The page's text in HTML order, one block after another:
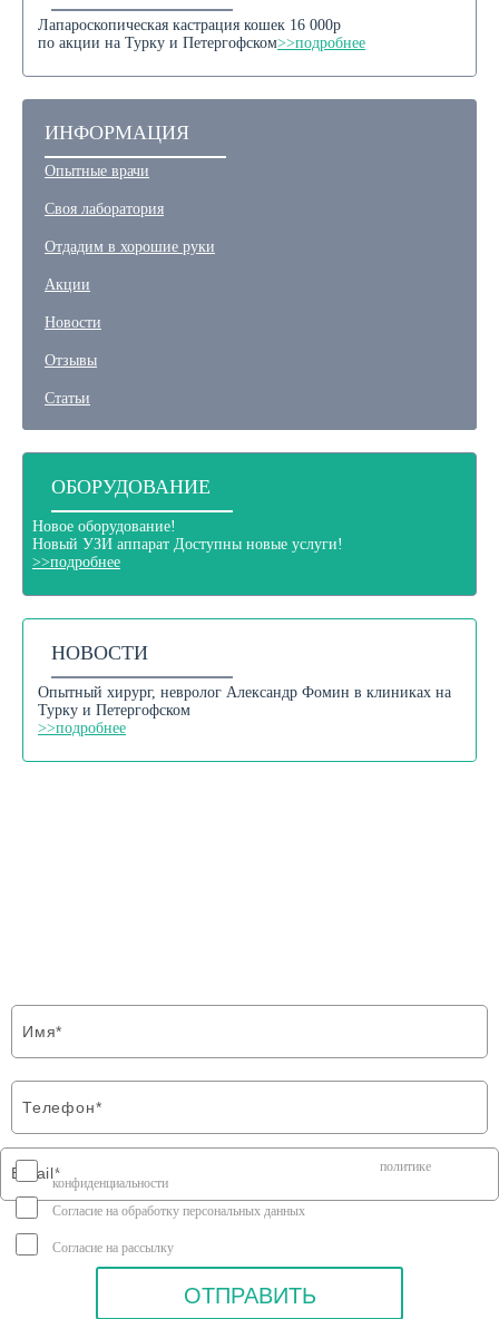
Лапароскопическая кастрация кошек 16 000р
по акции на Турку и Петергофском>>подробнее
ИНФОРМАЦИЯ
Опытные врачи
Своя лаборатория
Отдадим в хорошие руки
Акции
Новости
Отзывы
Статьи
ОБОРУДОВАНИЕ
Новое оборудование!
Новый УЗИ аппарат Доступны новые услуги!
>>подробнее
НОВОСТИ
Опытный хирург, невролог Александр Фомин в клиниках на
Турку и Петергофском
>>подробнее
Я соглашаюсь на передачу персональных данных согласно политике
конфиденциальности
Согласие на обработку персональных данных
Согласие на рассылку